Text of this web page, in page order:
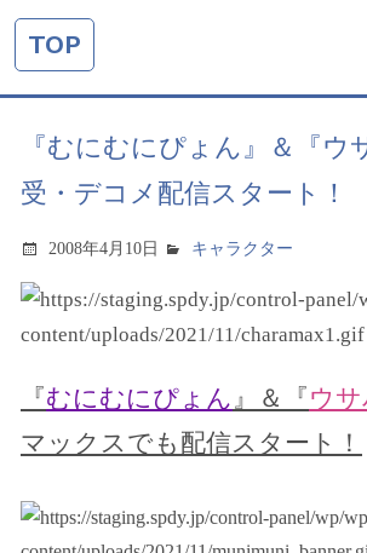
TOP
『むにむにぴょん』＆『ウ
受・デコメ配信スタート！
2008年4月10日 キャラクター
『むにむにぴょん』＆『ウ
マックスでも配信スタート！